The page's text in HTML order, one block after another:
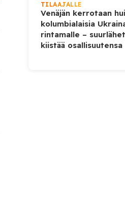
TILAAJALLE
Venäjän kerrotaan
kolumbialaisia
rintamalle –
kiistää osallisuutensa